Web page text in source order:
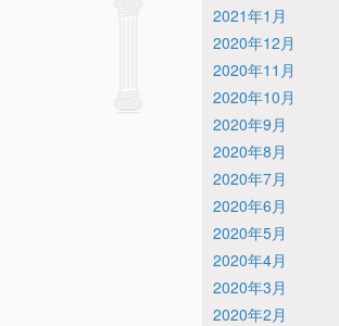
2021年1月
2020年12月
2020年11月
2020年10月
2020年9月
2020年8月
2020年7月
2020年6月
2020年5月
2020年4月
2020年3月
2020年2月